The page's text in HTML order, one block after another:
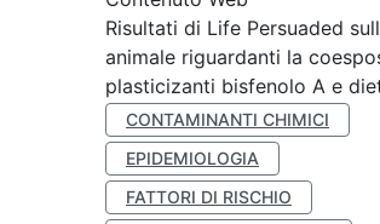
Risultati di Life Persuaded
animale riguardanti la
plasticizanti bisfenolo A e
CONTAMINANTI CHIMICI
EPIDEMIOLOGIA
FATTORI DI RISCHIO